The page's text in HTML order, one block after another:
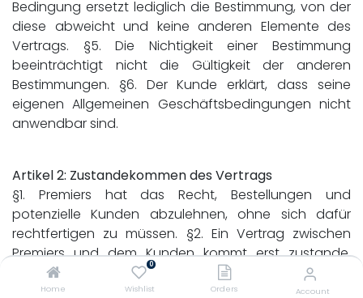
Home
0
Wishlist Orders Account
Bedingung ersetzt lediglich die Bestimmung, von der
diese abweicht und keine anderen Elemente des
Vertrags. §5. Die Nichtigkeit einer Bestimmung
beeinträchtigt nicht die Gültigkeit der anderen
Bestimmungen. §6. Der Kunde erklärt, dass seine
eigenen Allgemeinen Geschäftsbedingungen nicht
anwendbar sind.
Artikel 2: Zustandekommen des Vertrags
§1. Premiers hat das Recht, Bestellungen und
potenzielle Kunden abzulehnen, ohne sich dafür
rechtfertigen zu müssen. §2. Ein Vertrag zwischen
Premiers und dem Kunden kommt erst zustande,
wenn Premiers eine Bestellung annimmt. §3. Die
Annahme einer Bestellung oder eines Bestellformulars